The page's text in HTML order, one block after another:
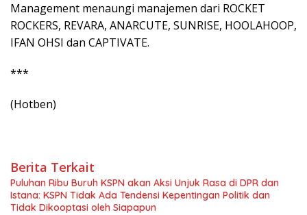
Management menaungi manajemen dari ROCKET
ROCKERS, REVARA, ANARCUTE, SUNRISE, HOOLAHOOP,
IFAN OHSI dan CAPTIVATE.
***
(Hotben)
Berita Terkait
Puluhan Ribu Buruh KSPN akan Aksi Unjuk Rasa di DPR dan
Istana: KSPN Tidak Ada Tendensi Kepentingan Politik dan
Tidak Dikooptasi oleh Siapapun